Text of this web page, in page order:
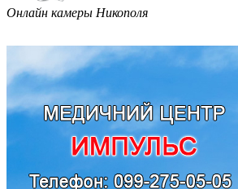
Онлайн камеры Никополя